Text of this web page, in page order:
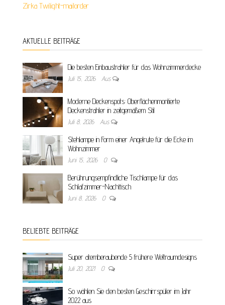
Zirka Twilight-mailorder
AKTUELLE BEITRÄGE
Die besten Einbaustrahler für das Wohnzimmerdecke
Juli 15, 2026 Aus
Moderne Deckenspots: Oberflächenmontierte
Deckenstrahler in zeitgemäßem Stil
Juli 8, 2026 Aus
Stehlampe in Form einer Angelrute für die Ecke im
Wohnzimmer
Juni 15, 2026 0
Berührungsempfindliche Tischlampe für das
Schlafzimmer-Nachttisch
Juni 8, 2026 0
BELIEBTE BEITRÄGE
Super atemberaubende 5 frühere Weltraumdesigns
Juli 20, 2021 0
So wählen Sie den besten Geschirrspüler im Jahr
2022 aus